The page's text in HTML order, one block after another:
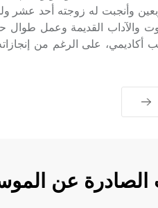
وأنجبت له زوجته أحد عشر
والآداب القديمة وعمل
أكاديمي، على الرغم من
الصادرة عن